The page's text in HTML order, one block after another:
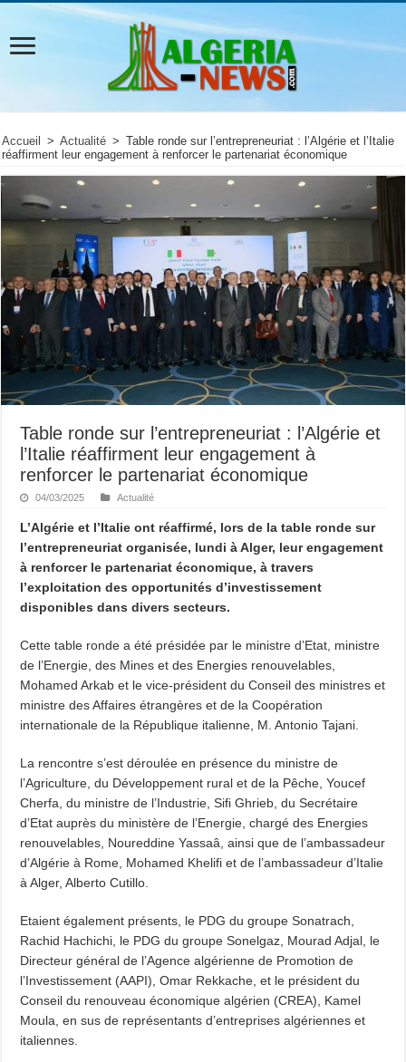
Accueil > Actualité > Table ronde sur l’entrepreneuriat : l’Algérie et l’Italie
réaffirment leur engagement à renforcer le partenariat économique
Table ronde sur l’entrepreneuriat : l’Algérie et
l’Italie réaffirment leur engagement à
renforcer le partenariat économique
04/03/2025 Actualité
L’Algérie et l’Italie ont réaffirmé, lors de la table ronde sur
l’entrepreneuriat organisée, lundi à Alger, leur engagement
à renforcer le partenariat économique, à travers
l’exploitation des opportunités d’investissement
disponibles dans divers secteurs.
Cette table ronde a été présidée par le ministre d’Etat, ministre
de l’Energie, des Mines et des Energies renouvelables,
Mohamed Arkab et le vice-président du Conseil des ministres et
ministre des Affaires étrangères et de la Coopération
internationale de la République italienne, M. Antonio Tajani.
La rencontre s’est déroulée en présence du ministre de
l’Agriculture, du Développement rural et de la Pêche, Youcef
Cherfa, du ministre de l’Industrie, Sifi Ghrieb, du Secrétaire
d’Etat auprès du ministère de l’Energie, chargé des Energies
renouvelables, Noureddine Yassaâ, ainsi que de l’ambassadeur
d’Algérie à Rome, Mohamed Khelifi et de l’ambassadeur d’Italie
à Alger, Alberto Cutillo.
Etaient également présents, le PDG du groupe Sonatrach,
Rachid Hachichi, le PDG du groupe Sonelgaz, Mourad Adjal, le
Directeur général de l’Agence algérienne de Promotion de
l’Investissement (AAPI), Omar Rekkache, et le président du
Conseil du renouveau économique algérien (CREA), Kamel
Moula, en sus de représentants d’entreprises algériennes et
italiennes.